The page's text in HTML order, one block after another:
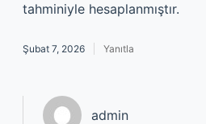
tahminiyle hesaplanmıştır.
Şubat 7, 2026 Yanıtla
admin